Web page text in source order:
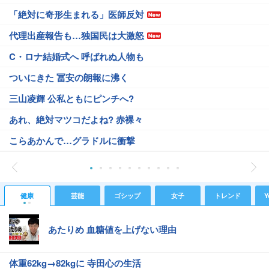
「絶対に奇形生まれる」医師反対
代理出産報告も…独国民は大激怒
C・ロナ結婚式へ 呼ばれぬ人物も
ついにきた 冨安の朗報に沸く
三山凌輝 公私ともにピンチへ?
あれ、絶対マツコだよね? 赤裸々
こらあかんで…グラドルに衝撃
健康 芸能 ゴシップ 女子 トレンド
あたりめ 血糖値を上げない理由
体重62kg→82kgに 寺田心の生活